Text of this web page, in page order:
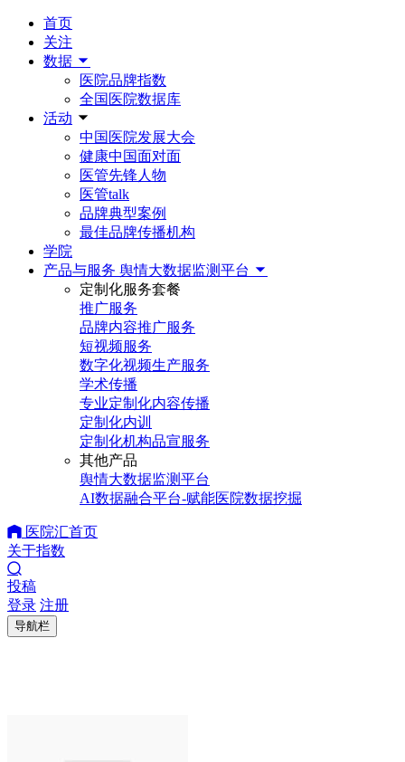
首页
关注
数据
医院品牌指数
全国医院数据库
活动
中国医院发展大会
健康中国面对面
医管先锋人物
医管talk
品牌典型案例
最佳品牌传播机构
学院
产品与服务 舆情大数据监测平台
定制化服务套餐
推广服务
品牌内容推广服务
短视频服务
数字化视频生产服务
学术传播
专业定制化内容传播
定制化内训
定制化机构品宣服务
其他产品
舆情大数据监测平台
AI数据融合平台-赋能医院数据挖掘
医院汇首页
关于指数
投稿
登录 注册
导航栏